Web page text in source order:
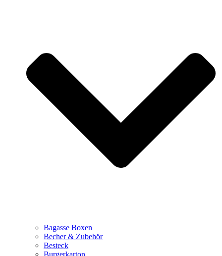
Bagasse Boxen
Becher & Zubehör
Besteck